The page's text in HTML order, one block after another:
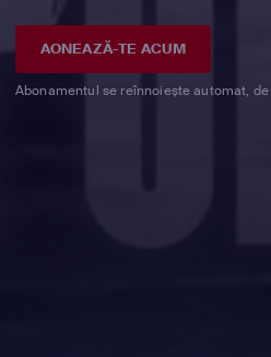
AONEAZĂ-TE ACUM
Abonamentul se reînnoiește automat,